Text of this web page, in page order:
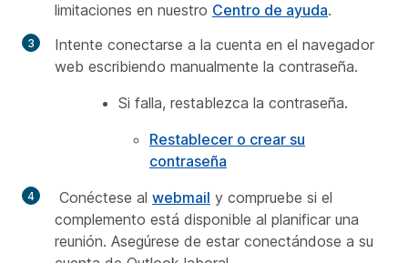
limitaciones en nuestro Centro de ayuda.
Intente conectarse a la cuenta en el navegador
web escribiendo manualmente la contraseña.
Si falla, restablezca la contraseña.
Restablecer o crear su
contraseña
Conéctese al webmail y compruebe si el
complemento está disponible al planificar una
reunión. Asegúrese de estar conectándose a su